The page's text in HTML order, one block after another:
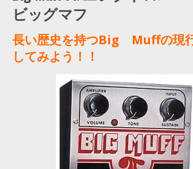
ビッグマフ
長い歴史を持つBig Muffの現
してみよう！！